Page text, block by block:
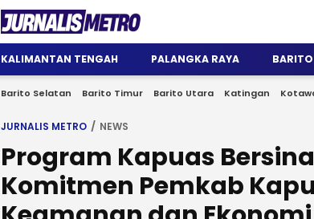
Jurnalis Metro
Satu Wadah Informasi
KALIMANTAN TENGAH PALANGKA RAYA
Barito Selatan Barito Timur Barito Utara Katingan
JURNALIS METRO NEWS
Program Kapuas
Komitmen Pemkab